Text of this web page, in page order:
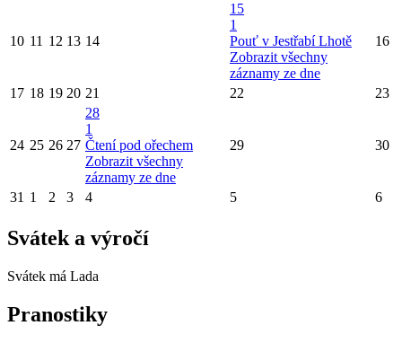
10 11 12 13 14
15
1
Pouť v Jestřabí Lhotě
Zobrazit všechny
záznamy ze dne
16
17 18 19 20 21 22 23
24 25 26 27
28
1
Čtení pod ořechem
Zobrazit všechny
záznamy ze dne
29 30
31 1 2 3 4 5 6
Svátek a výročí
Svátek má Lada
Pranostiky